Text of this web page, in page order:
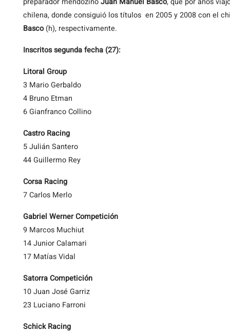
chilena, donde consiguió los títulos en 2005 y 2008 con el
Basco(h), respectivamente.
Inscritos segunda fecha (27):
Litoral Group
3 Mario Gerbaldo
4 Bruno Etman
6 Gianfranco Collino
Castro Racing
5 Julián Santero
44 Guillermo Rey
Corsa Racing
7 Carlos Merlo
Gabriel Werner Competición
9 Marcos Muchiut
14 Junior Calamari
17 Matías Vidal
Satorra Competición
10 Juan José Garriz
23 Luciano Farroni
Schick Racing